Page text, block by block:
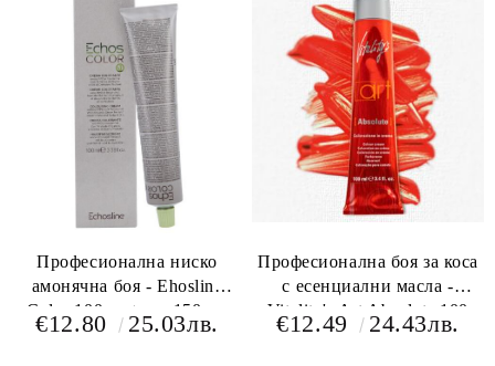
Професионална ниско
амонячна боя - Ehosline
Color 100 мл+oxy 150 мл
€12.80 25.03лв.
Професионална боя за коса
с есенциални масла -
Vitality's Art Absolute 100
мл+150 мл оксидант
€12.49 24.43лв.